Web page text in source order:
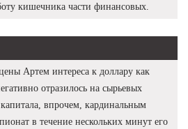
кишечника части финансовых.
Артем интереса к доллару как
отразилось на сырьевых
впрочем, кардинальным
в течение нескольких минут его